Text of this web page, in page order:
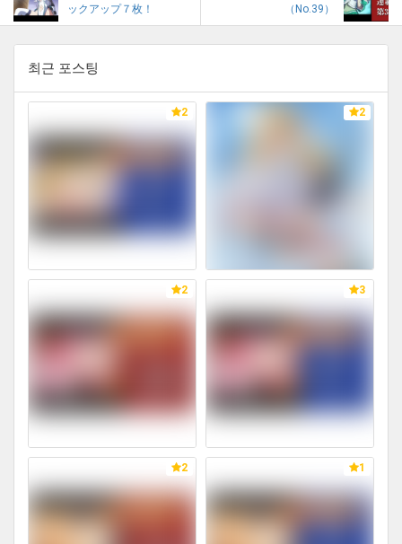
ックアップ７枚！
（No.39）
최근 포스팅
2 2
2 3
2 1